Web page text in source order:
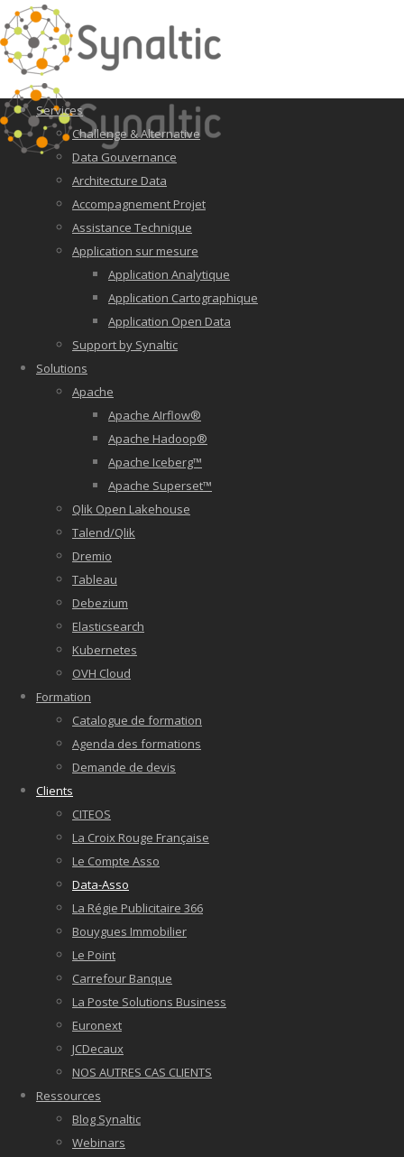
Services
Challenge & Alternative
Data Gouvernance
Architecture Data
Accompagnement Projet
Assistance Technique
Application sur mesure
Application Analytique
Application Cartographique
Application Open Data
Support by Synaltic
Solutions
Apache
Apache AIrflow®
Apache Hadoop®
Apache Iceberg™
Apache Superset™
Qlik Open Lakehouse
Talend/Qlik
Dremio
Tableau
Debezium
Elasticsearch
Kubernetes
OVH Cloud
Formation
Catalogue de formation
Agenda des formations
Demande de devis
Clients
CITEOS
La Croix Rouge Française
Le Compte Asso
Data-Asso
La Régie Publicitaire 366
Bouygues Immobilier
Le Point
Carrefour Banque
La Poste Solutions Business
Euronext
JCDecaux
NOS AUTRES CAS CLIENTS
Ressources
Blog Synaltic
Webinars